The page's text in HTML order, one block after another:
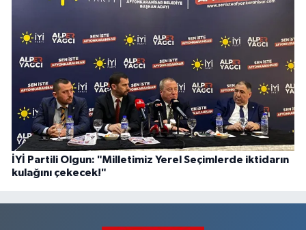
İYİ Partili Olgun: "Milletimiz Yerel Seçimlerde iktidarın
kulağını çekecek!"